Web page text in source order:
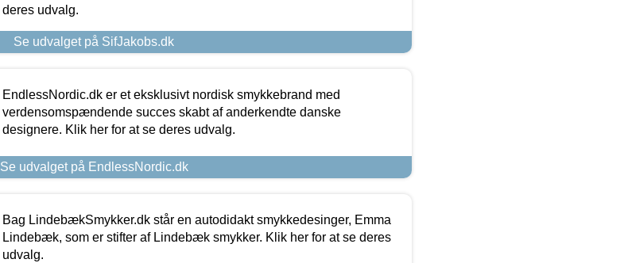
deres udvalg.
Se udvalget på SifJakobs.dk
EndlessNordic.dk er et eksklusivt nordisk smykkebrand med
verdensomspændende succes skabt af anderkendte danske
designere. Klik her for at se deres udvalg.
Se udvalget på EndlessNordic.dk
Bag LindebækSmykker.dk står en autodidakt smykkedesinger, Emma
Lindebæk, som er stifter af Lindebæk smykker. Klik her for at se deres
udvalg.